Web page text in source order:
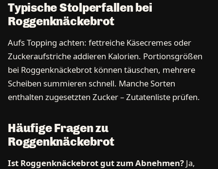
Typische Stolperfallen bei
Roggenknäckebrot
Aufs Topping achten: fettreiche Käsecremes oder
Zuckeraufstriche addieren Kalorien. Portionsgrößen
bei Roggenknäckebrot können täuschen, mehrere
Scheiben summieren schnell. Manche Sorten
enthalten zugesetzten Zucker – Zutatenliste prüfen.
Häufige Fragen zu
Roggenknäckebrot
Ist Roggenknäckebrot gut zum Abnehmen? Ja,